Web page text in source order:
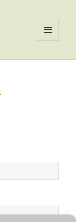
VIMPAIMET